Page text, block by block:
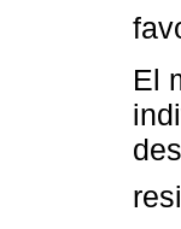
El